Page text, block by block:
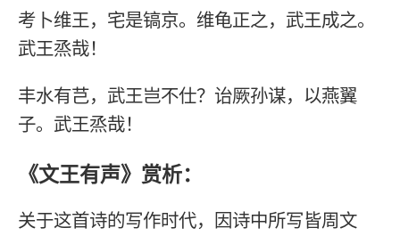
考卜维王，宅是镐京。维龟正之，武王成之。
武王烝哉！
丰水有芑，武王岂不仕？诒厥孙谋，以燕翼
子。武王烝哉！
《文王有声》赏析：
关于这首诗的写作时代，因诗中所写皆周文